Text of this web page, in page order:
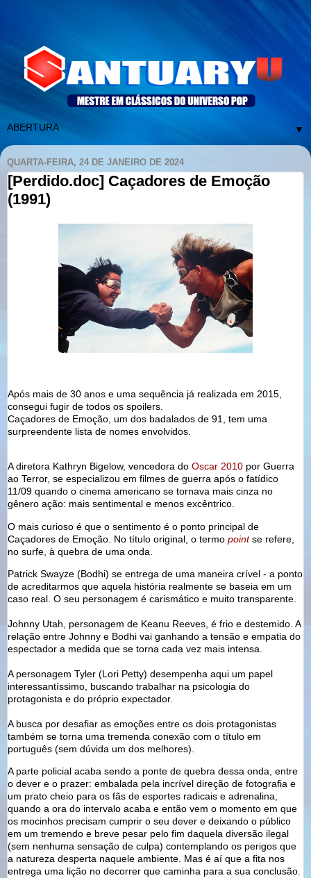
▼
QUARTA-FEIRA, 24 DE JANEIRO DE 2024
[Perdido.doc] Caçadores de Emoção
(1991)
Após mais de 30 anos e uma sequência já realizada em 2015,
consegui fugir de todos os spoilers.
Caçadores de Emoção, um dos badalados de 91, tem uma
surpreendente lista de nomes envolvidos.
A diretora Kathryn Bigelow, vencedora do Oscar 2010 por Guerra
ao Terror, se especializou em filmes de guerra após o fatídico
11/09 quando o cinema americano se tornava mais cinza no
gênero ação: mais sentimental e menos excêntrico.
O mais curioso é que o sentimento é o ponto principal de
Caçadores de Emoção. No título original, o termo pointse refere,
no surfe, à quebra de uma onda.
Patrick Swayze (Bodhi) se entrega de uma maneira crível - a ponto
de acreditarmos que aquela história realmente se baseia em um
caso real. O seu personagem é carismático e muito transparente.
Johnny Utah, personagem de Keanu Reeves, é frio e destemido. A
relação entre Johnny e Bodhi vai ganhando a tensão e empatia do
espectador a medida que se torna cada vez mais intensa.
A personagem Tyler (Lori Petty) desempenha aqui um papel
interessantíssimo, buscando trabalhar na psicologia do
protagonista e do próprio expectador.
A busca por desafiar as emoções entre os dois protagonistas
também se torna uma tremenda conexão com o título em
português (sem dúvida um dos melhores).
A parte policial acaba sendo a ponte de quebra dessa onda, entre
o dever e o prazer: embalada pela incrível direção de fotografia e
um prato cheio para os fãs de esportes radicais e adrenalina,
quando a ora do intervalo acaba e então vem o momento em que
os mocinhos precisam cumprir o seu dever e deixando o público
em um tremendo e breve pesar pelo fim daquela diversão ilegal
(sem nenhuma sensação de culpa) contemplando os perigos que
a natureza desperta naquele ambiente. Mas é aí que a fita nos
entrega uma lição no decorrer que caminha para a sua conclusão.